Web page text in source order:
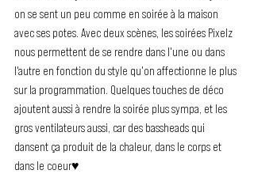
on se sent un peu comme en soirée à la maison
avec ses potes. Avec deux scènes, les soirées Pixelz
nous permettent de se rendre dans l'une ou dans
l'autre en fonction du style qu'on affectionne le plus
sur la programmation. Quelques touches de déco
ajoutent aussi à rendre la soirée plus sympa, et les
gros ventilateurs aussi, car des bassheads qui
dansent ça produit de la chaleur, dans le corps et
dans le coeur♥